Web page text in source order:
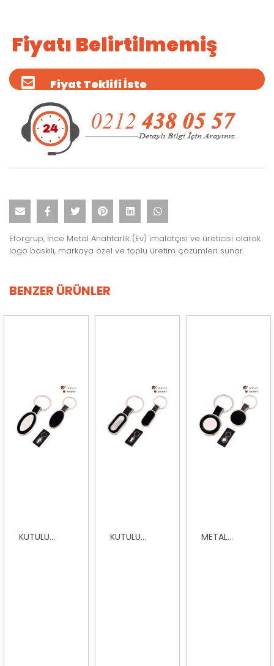
Fiyatı Belirtilmemiş
Fiyat Teklifi İste
Eforgrup, İnce Metal Anahtarlık (Ev) imalatçısı ve üreticisi olarak
logo baskılı, markaya özel ve toplu üretim çözümleri sunar.
BENZER ÜRÜNLER
KUTULU... KUTULU... METAL...